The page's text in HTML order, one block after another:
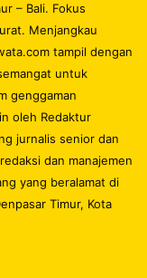
– Bali. Fokus
Menjangkau
tampil dengan
untuk
genggaman
oleh Redaktur
jurnalis senior dan
dan manajemen
yang beralamat di
Timur, Kota